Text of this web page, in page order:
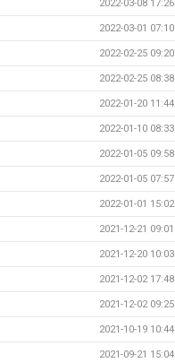
2022-03-08 17:26
2022-03-01 07:10
2022-02-25 09:20
2022-02-25 08:38
2022-01-20 11:44
2022-01-10 08:33
2022-01-05 09:58
2022-01-05 07:57
2022-01-01 15:02
2021-12-21 09:01
2021-12-20 10:03
2021-12-02 17:48
2021-12-02 09:25
2021-10-19 10:44
2021-09-21 15:04